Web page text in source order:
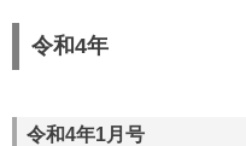
令和4年
令和4年1月号